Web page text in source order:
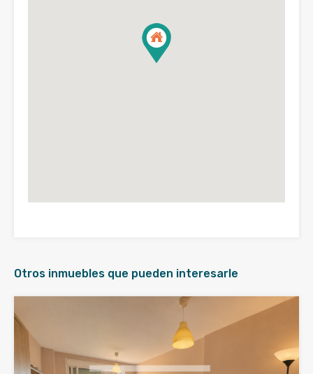
Otros inmuebles que pueden interesarle